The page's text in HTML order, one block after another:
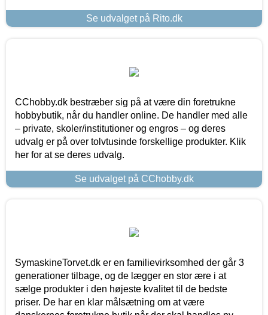
Se udvalget på Rito.dk
CChobby.dk bestræber sig på at være din foretrukne
hobbybutik, når du handler online. De handler med alle
– private, skoler/institutioner og engros – og deres
udvalg er på over tolvtusinde forskellige produkter. Klik
her for at se deres udvalg.
Se udvalget på CChobby.dk
SymaskineTorvet.dk er en familievirksomhed der går 3
generationer tilbage, og de lægger en stor ære i at
sælge produkter i den højeste kvalitet til de bedste
priser. De har en klar målsætning om at være